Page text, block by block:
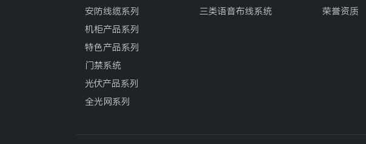
安防线缆系列
机柜产品系列
特色产品系列
门禁系统
光伏产品系列
全光网系列
三类语音布线系统
荣誉资质